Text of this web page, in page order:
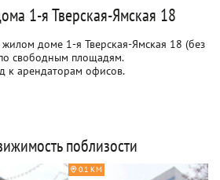
1-я Тверская-Ямская 18
доме 1-я Тверская-Ямская 18 (без
свободным площадям.
к арендаторам офисов.
поблизости
0.1 КМ